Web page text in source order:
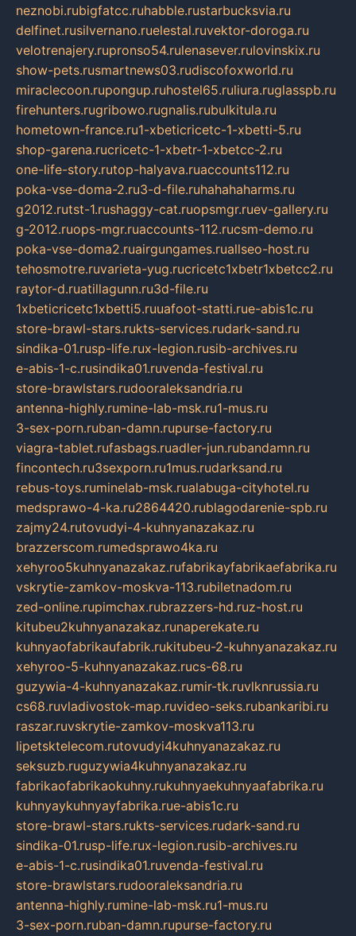
neznobi.rubigfatcc.ruhabble.rustarbucksvia.ru
delfinet.rusilvernano.ruelestal.ruvektor-doroga.ru
velotrenajery.rupronso54.rulenasever.rulovinskix.ru
show-pets.rusmartnews03.rudiscofoxworld.ru
miraclecoon.rupongup.ruhostel65.ruliura.ruglasspb.ru
firehunters.rugribowo.rugnalis.rubulkitula.ru
hometown-france.ru1-xbeticricetc-1-xbetti-5.ru
shop-garena.rucricetc-1-xbetr-1-xbetcc-2.ru
one-life-story.rutop-halyava.ruaccounts112.ru
poka-vse-doma-2.ru3-d-file.ruhahahaharms.ru
g2012.rutst-1.rushaggy-cat.ruopsmgr.ruev-gallery.ru
g-2012.ruops-mgr.ruaccounts-112.rucsm-demo.ru
poka-vse-doma2.ruairgungames.ruallseo-host.ru
tehosmotre.ruvarieta-yug.rucricetc1xbetr1xbetcc2.ru
raytor-d.ruatillagunn.ru3d-file.ru
1xbeticricetc1xbetti5.ruuafoot-statti.rue-abis1c.ru
store-brawl-stars.rukts-services.rudark-sand.ru
sindika-01.rusp-life.rux-legion.rusib-archives.ru
e-abis-1-c.rusindika01.ruvenda-festival.ru
store-brawlstars.rudooraleksandria.ru
antenna-highly.rumine-lab-msk.ru1-mus.ru
3-sex-porn.ruban-damn.rupurse-factory.ru
viagra-tablet.rufasbags.ruadler-jun.rubandamn.ru
fincontech.ru3sexporn.ru1mus.rudarksand.ru
rebus-toys.ruminelab-msk.rualabuga-cityhotel.ru
medsprawo-4-ka.ru2864420.rublagodarenie-spb.ru
zajmy24.rutovudyi-4-kuhnyanazakaz.ru
brazzerscom.rumedsprawo4ka.ru
xehyroo5kuhnyanazakaz.rufabrikayfabrikaefabrika.ru
vskrytie-zamkov-moskva-113.rubiletnadom.ru
zed-online.rupimchax.rubrazzers-hd.ruz-host.ru
kitubeu2kuhnyanazakaz.runaperekate.ru
kuhnyaofabrikaufabrik.rukitubeu-2-kuhnyanazakaz.ru
xehyroo-5-kuhnyanazakaz.rucs-68.ru
guzywia-4-kuhnyanazakaz.rumir-tk.ruvlknrussia.ru
cs68.ruvladivostok-map.ruvideo-seks.rubankaribi.ru
raszar.ruvskrytie-zamkov-moskva113.ru
lipetsktelecom.rutovudyi4kuhnyanazakaz.ru
seksuzb.ruguzywia4kuhnyanazakaz.ru
fabrikaofabrikaokuhny.rukuhnyaekuhnyaafabrika.ru
kuhnyaykuhnyayfabrika.rue-abis1c.ru
store-brawl-stars.rukts-services.rudark-sand.ru
sindika-01.rusp-life.rux-legion.rusib-archives.ru
e-abis-1-c.rusindika01.ruvenda-festival.ru
store-brawlstars.rudooraleksandria.ru
antenna-highly.rumine-lab-msk.ru1-mus.ru
3-sex-porn.ruban-damn.rupurse-factory.ru